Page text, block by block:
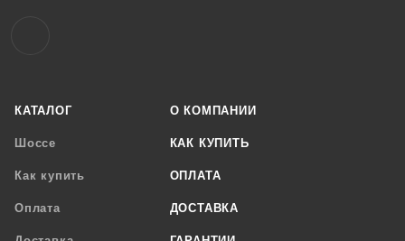
КАТАЛОГ
Шоссе
Как купить
Оплата
О КОМПАНИИ
КАК КУПИТЬ
ОПЛАТА
ДОСТАВКА